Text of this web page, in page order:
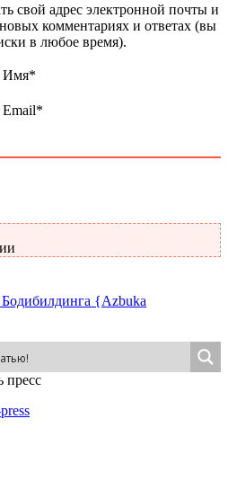
свой адрес электронной почты и
комментариях и ответах (вы
в любое время).
Имя*
Email*
Бодибилдинга {Azbuka
пресс